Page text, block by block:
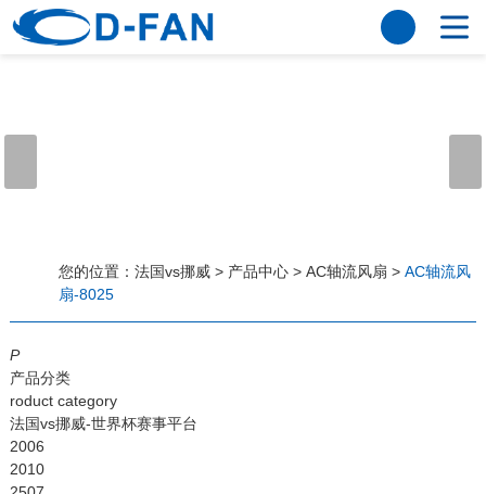
法国vs挪威
应用案例
工程案例
解决方案
新闻资讯
法国vs挪威
行业资讯
常见问题
法国vs挪威-世界杯赛事平台
联系方式
客户留言
人才招聘
您的位置： 法国vs挪威> 产品中心> AC轴流风扇 > AC轴流风
扇-8025
P
产品分类
roduct category
法国vs挪威-世界杯赛事平台
2006
2010